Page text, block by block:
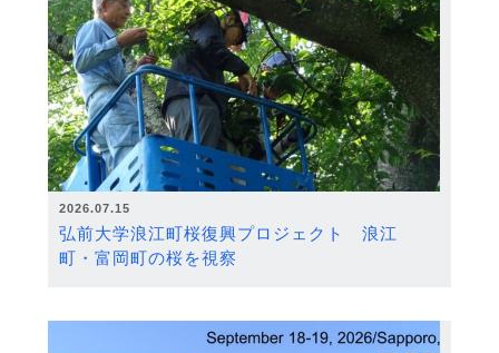
2026.07.15
弘前大学浪江町桜復興プロジェクト 浪江
町・富岡町の桜を視察